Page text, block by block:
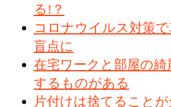
る!？
コロナウイルス対策
盲点に
在宅ワークと部屋の綺
するものがある
片付けは捨てること